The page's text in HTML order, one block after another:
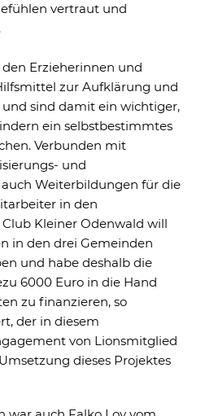
vertraut und
Erzieherinnen und
zur Aufklärung und
sind damit ein wichtiger,
ein selbstbestimmtes
Verbunden mit
und
Weiterbildungen für die
in den
Kleiner Odenwald will
in den drei Gemeinden
und habe deshalb die
6000 Euro in die Hand
zu finanzieren, so
der in diesem
von Lionsmitglied
dieses Projektes
Cookies werden
Tracking zu
können
an eventuelle
anzeigen